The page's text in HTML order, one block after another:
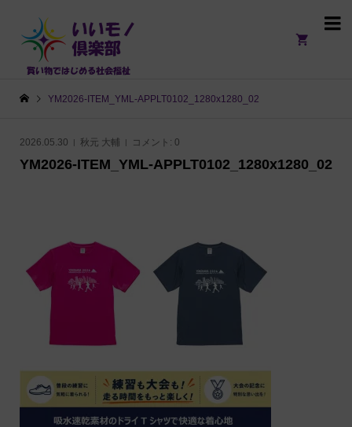

YM2026-ITEM_YML-APPLT0102_1280x1280_02
2026.05.30 秋元 大輔 コメント: 0
YM2026-ITEM_YML-APPLT0102_1280x1280_02